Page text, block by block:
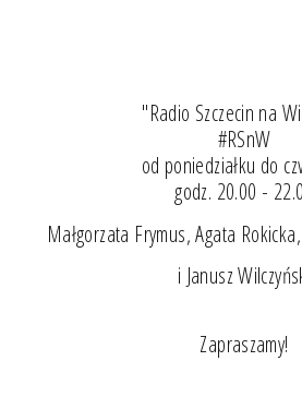
"Radio Szczecin na
#RSnW
od poniedziałku do
godz. 20.00 -
Małgorzata Frymus, Agata
i Janusz
Zapraszamy!